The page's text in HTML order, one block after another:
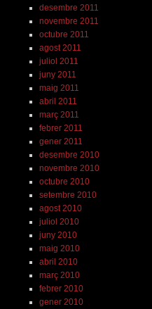
desembre 2011
novembre 2011
octubre 2011
agost 2011
juliol 2011
juny 2011
maig 2011
abril 2011
març 2011
febrer 2011
gener 2011
desembre 2010
novembre 2010
octubre 2010
setembre 2010
agost 2010
juliol 2010
juny 2010
maig 2010
abril 2010
març 2010
febrer 2010
gener 2010